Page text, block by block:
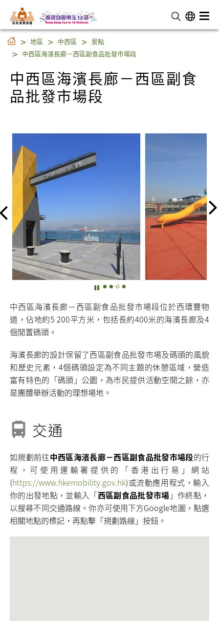
民 政 事 務 總 署
中西區海濱長廊－西區副食
品批發市場段
地區 中西區
景點
中西區海濱長廊－西區副食品批發市場段
中西區海濱長廊－西區副食
品批發市場段
中西區海濱長廊－西區副食品批發市場段位於西環豐物
道，佔地約5 200平方米，包括長約400米的海濱長廊及4
個閒置碼頭。
海濱長廊的設計保留了西區副食品批發市場及碼頭的風貌
和歷史元素，4個碼頭設定為不同主題的休憩區域，營造
富有特色的「碼頭」公園，為市民提供活動空間之餘，亦
是團體舉辦活動的理想場地。
交通
如規劃前往中西區海濱長廊－西區副食品批發市場段的行
程，可使用運輸署提供的「香港出行易」網站
(https://www.hkemobility.gov.hk)或流動應用程式，輸入
你的出發地點，並輸入「西區副食品批發市場 」作終點，
以搜尋不同交通路線。你亦可使用下方Google地圖，點選
相關地點的標記，再點擊「規劃路線」按鈕。